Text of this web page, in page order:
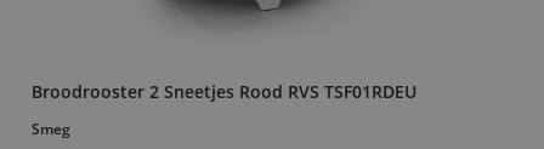
Broodrooster 2 Sneetjes Rood RVS TSF01RDEU
Smeg